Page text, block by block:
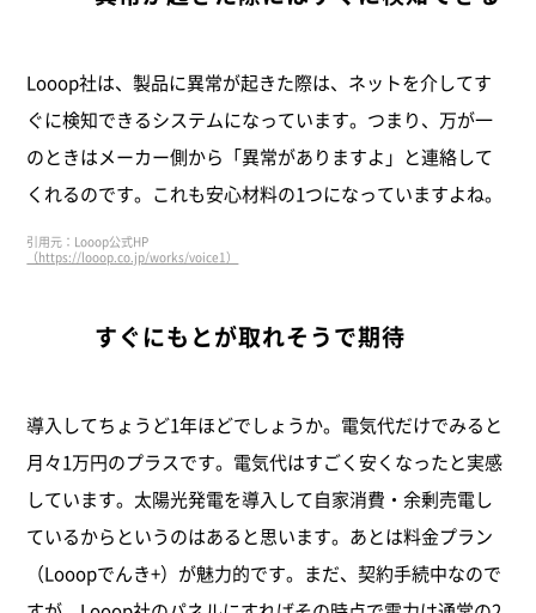
Looop社は、製品に異常が起きた際は、ネットを介してす
ぐに検知できるシステムになっています。つまり、万が一
のときはメーカー側から「異常がありますよ」と連絡して
くれるのです。これも安心材料の1つになっていますよね。
引用元：Looop公式HP
（https://looop.co.jp/works/voice1）
すぐにもとが取れそうで期待
導入してちょうど1年ほどでしょうか。電気代だけでみると
月々1万円のプラスです。電気代はすごく安くなったと実感
しています。太陽光発電を導入して自家消費・余剰売電し
ているからというのはあると思います。あとは料金プラン
（Looopでんき+）が魅力的です。まだ、契約手続中なので